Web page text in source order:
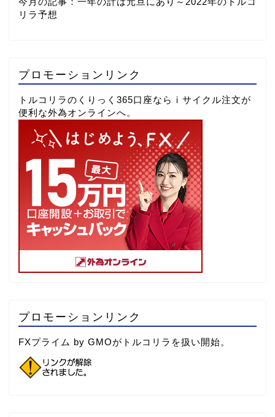
リラ予想
プロモーションリンク
トルコリラのくりっく365口座ならⅰサイクル注文が
便利な外為オンラインへ。
プロモーションリンク
FXプライム by GMOがトルコリラを扱い開始。